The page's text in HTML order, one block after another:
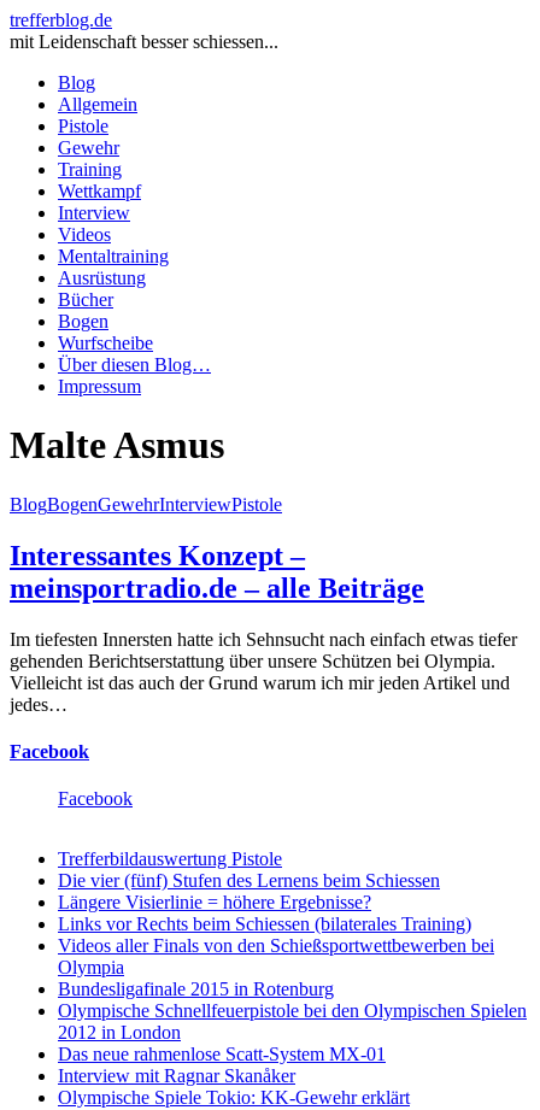
trefferblog.de
mit Leidenschaft besser schiessen...
Blog
Allgemein
Pistole
Gewehr
Training
Wettkampf
Interview
Videos
Mentaltraining
Ausrüstung
Bücher
Bogen
Wurfscheibe
Über diesen Blog…
Impressum
Malte Asmus
BlogBogenGewehrInterviewPistole
Interessantes Konzept –
meinsportradio.de – alle Beiträge
Im tiefesten Innersten hatte ich Sehnsucht nach einfach etwas tiefer
gehenden Berichtserstattung über unsere Schützen bei Olympia.
Vielleicht ist das auch der Grund warum ich mir jeden Artikel und
jedes…
Facebook
Facebook
Trefferbildauswertung Pistole
Die vier (fünf) Stufen des Lernens beim Schiessen
Längere Visierlinie = höhere Ergebnisse?
Links vor Rechts beim Schiessen (bilaterales Training)
Videos aller Finals von den Schießsportwettbewerben bei
Olympia
Bundesligafinale 2015 in Rotenburg
Olympische Schnellfeuerpistole bei den Olympischen Spielen
2012 in London
Das neue rahmenlose Scatt-System MX-01
Interview mit Ragnar Skanåker
Olympische Spiele Tokio: KK-Gewehr erklärt